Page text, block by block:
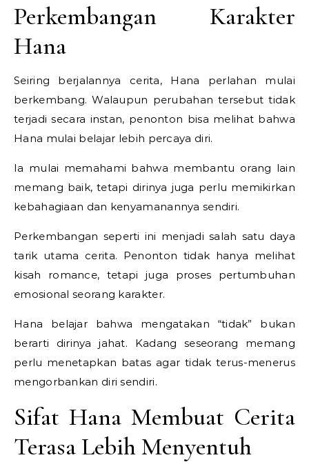
Perkembangan Karakter
Hana
Seiring berjalannya cerita, Hana perlahan mulai
berkembang. Walaupun perubahan tersebut tidak
terjadi secara instan, penonton bisa melihat bahwa
Hana mulai belajar lebih percaya diri.
Ia mulai memahami bahwa membantu orang lain
memang baik, tetapi dirinya juga perlu memikirkan
kebahagiaan dan kenyamanannya sendiri.
Perkembangan seperti ini menjadi salah satu daya
tarik utama cerita. Penonton tidak hanya melihat
kisah romance, tetapi juga proses pertumbuhan
emosional seorang karakter.
Hana belajar bahwa mengatakan “tidak” bukan
berarti dirinya jahat. Kadang seseorang memang
perlu menetapkan batas agar tidak terus-menerus
mengorbankan diri sendiri.
Sifat Hana Membuat Cerita
Terasa Lebih Menyentuh